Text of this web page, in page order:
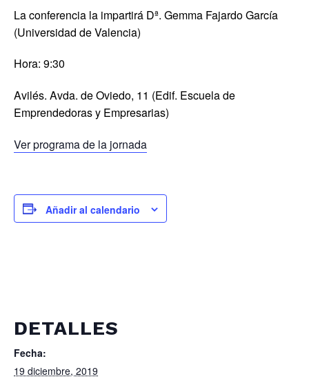
La conferencia la impartirá Dª. Gemma Fajardo García
(Universidad de Valencia)
Hora: 9:30
Avilés. Avda. de Oviedo, 11 (Edif. Escuela de
Emprendedoras y Empresarias)
Ver programa de la jornada
Añadir al calendario
DETALLES
Fecha:
19 diciembre, 2019